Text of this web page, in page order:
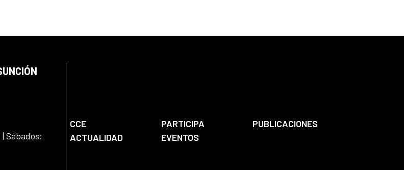
Sábados:
CCE PARTICIPA
PUBLICACIONES
ACTUALIDAD
EVENTOS